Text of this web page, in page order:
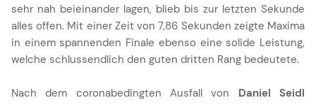
sehr nah beieinander lagen, blieb bis zur letzten Sekunde
alles offen. Mit einer Zeit von 7,86 Sekunden zeigte Maxima
in einem spannenden Finale ebenso eine solide Leistung,
welche schlussendlich den guten dritten Rang bedeutete.
Nach dem coronabedingten Ausfall von Daniel Seidl